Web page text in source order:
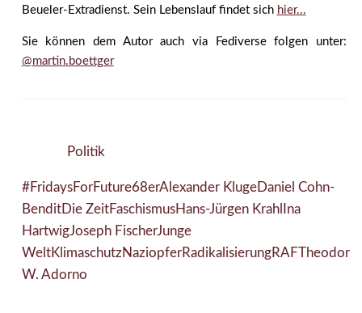
Beueler-Extradienst. Sein Lebenslauf findet sich hier...
Sie können dem Autor auch via Fediverse folgen unter:
@martin.boettger
Politik
#FridaysForFuture68erAlexander KlugeDaniel Cohn-
BenditDie ZeitFaschismusHans-Jürgen Krahl Ina
HartwigJoseph FischerJunge
WeltKlimaschutzNaziopferRadikalisierungRAFTheodor
W. Adorno